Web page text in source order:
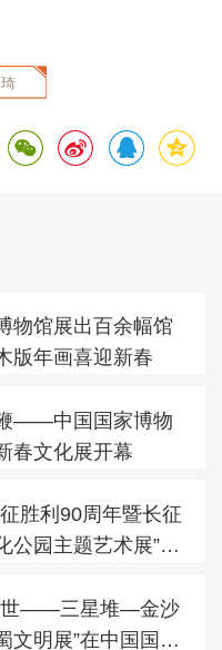
物馆展出百余幅馆
版年画喜迎新春
——中国国家博物
春文化展开幕
胜利90周年暨长征
公园主题艺术展”在
世——三星堆—金沙
文明展”在中国国家